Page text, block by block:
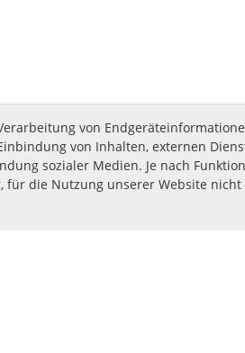
von
von Inhalten, externen
sozialer Medien. Je nach
die Nutzung unserer Website